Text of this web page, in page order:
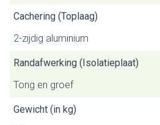
Cachering (Toplaag)
2-zijdig aluminium
Randafwerking (Isolatieplaat)
Tong en groef
Gewicht (in kg)